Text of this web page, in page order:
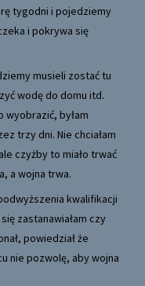
tygodni i pojedziemy
i pokrywa się
musieli zostać tu
wodę do domu itd.
wyobrazić, byłam
trzy dni. Nie chciałam
czyżby to miało trwać
a wojna trwa.
kwalifikacji
zastanawiałam czy
powiedział że
nie pozwolę, aby wojna